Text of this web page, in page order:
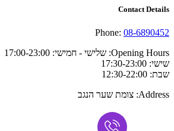
Contact Details
Phone: 08-6890452
Opening Hours: שלישי - חמישי: 17:00-23:00
שישי: 17:30-23:00
שבת: 12:30-22:00
Address: צומת שער הנגב